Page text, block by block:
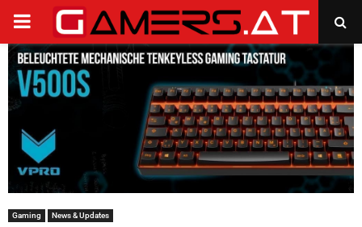
PRIMARY
MENU
Gaming News & Updates